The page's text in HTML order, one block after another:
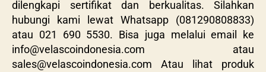
dilengkapi sertifikat dan berkualitas. Silahkan
hubungi kami lewat Whatsapp (081290808833)
atau 021 690 5530. Bisa juga melalui email ke
info@velascoindonesia.com atau
sales@velascoindonesia.com Atau lihat produk